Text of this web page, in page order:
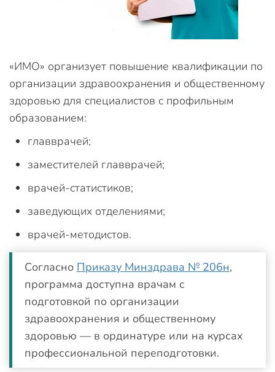
«ИМО» организует повышение квалификации по
организации здравоохранения и общественному
здоровью для специалистов с профильным
образованием:
главврачей;
заместителей главврачей;
врачей-статистиков;
заведующих отделениями;
врачей-методистов.
Согласно Приказу Минздрава № 206н,
программа доступна врачам с
подготовкой по организации
здравоохранения и общественному
здоровью — в ординатуре или на курсах
профессиональной переподготовки.